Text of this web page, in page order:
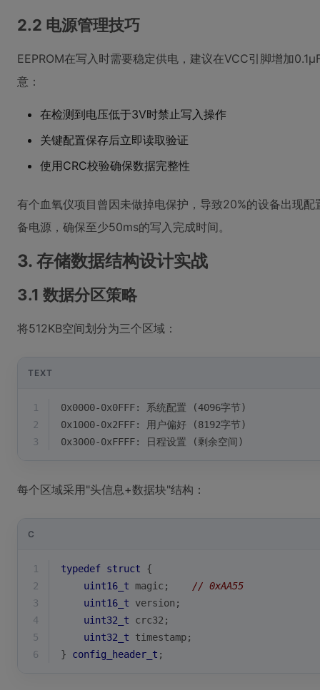
2.2 电源管理技巧
EEPROM在写入时需要稳定供电，建议在VCC引脚增加
意：
在检测到电压低于3V时禁止写入操作
关键配置保存后立即读取验证
使用CRC校验确保数据完整性
有个血氧仪项目曾因未做掉电保护，导致20%的设备出现
备电源，确保至少50ms的写入完成时间。
3. 存储数据结构设计实战
3.1 数据分区策略
将512KB空间划分为三个区域：
TEXT
1
0x0000-0x0FFF: 系统配置 (4096字节)
2
0x1000-0x2FFF: 用户偏好 (8192字节)
3
0x3000-0xFFFF: 日程设置 (剩余空间)
每个区域采用"头信息+数据块"结构：
C
1 typedef struct {
2
uint16_t magic; // 0xAA55
3
uint16_t version;
4
uint32_t crc32;
5
uint32_t timestamp;
6
} config_header_t ;